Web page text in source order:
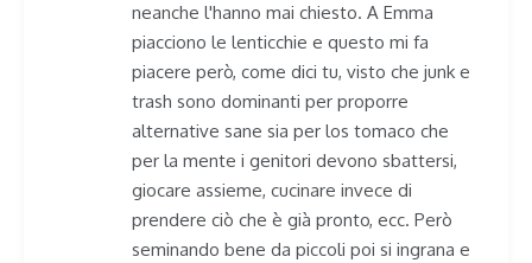
neanche l'hanno mai chiesto. A Emma
piacciono le lenticchie e questo mi fa
piacere però, come dici tu, visto che junk e
trash sono dominanti per proporre
alternative sane sia per los tomaco che
per la mente i genitori devono sbattersi,
giocare assieme, cucinare invece di
prendere ciò che è già pronto, ecc. Però
seminando bene da piccoli poi si ingrana e